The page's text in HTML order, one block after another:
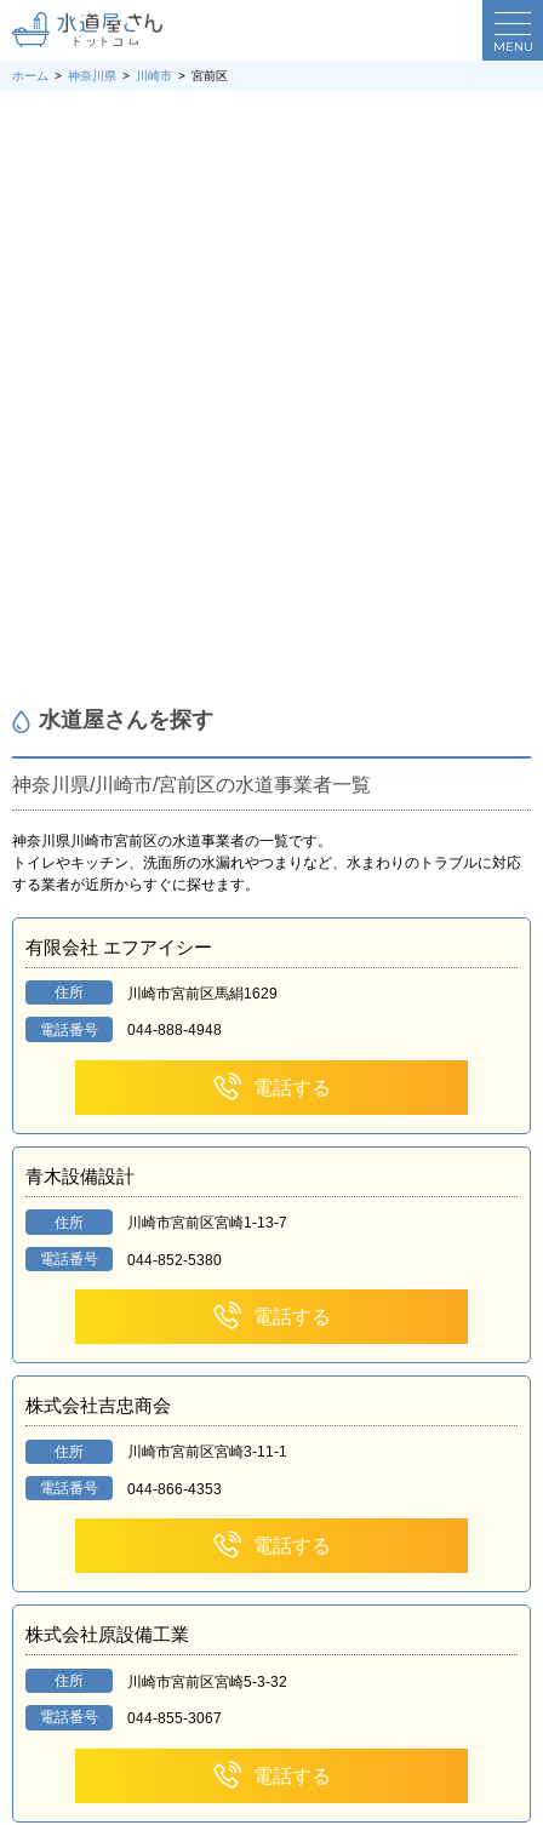
MENU
ホーム 神奈川県 川崎市 宮前区
水道屋さんを探す
神奈川県/川崎市/宮前区の水道事業者一覧
神奈川県川崎市宮前区の水道事業者の一覧です。
トイレやキッチン、洗面所の水漏れやつまりなど、水まわりのトラブルに対応
する業者が近所からすぐに探せます。
有限会社 エフアイシー
住所 川崎市宮前区馬絹1629
電話番号 044-888-4948
電話する
青木設備設計
住所 川崎市宮前区宮崎1-13-7
電話番号 044-852-5380
電話する
株式会社吉忠商会
住所 川崎市宮前区宮崎3-11-1
電話番号 044-866-4353
電話する
株式会社原設備工業
住所 川崎市宮前区宮崎5-3-32
電話番号 044-855-3067
電話する